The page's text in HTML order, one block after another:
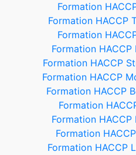
Formation
Formation HACCP
Formation
Formation
Formation HACCP
Formation HACCP
Formation HACCP
Formation
Formation HACCP
Formation
Formation HACCP